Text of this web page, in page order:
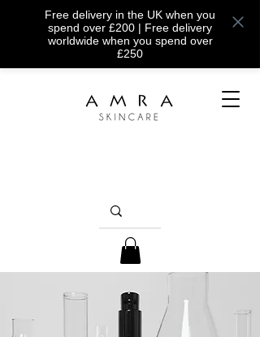
Free delivery in the UK when you
spend over £200 | Free delivery
worldwide when you spend over
£250